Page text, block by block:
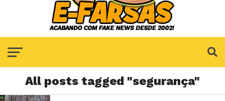
All posts tagged "segurança"